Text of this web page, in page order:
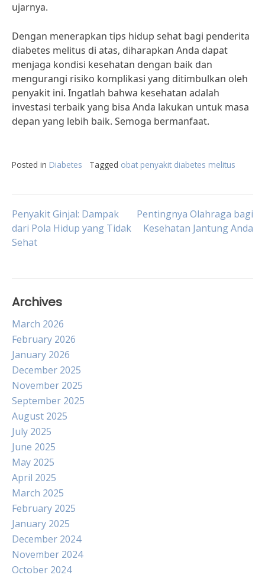
ujarnya.
Dengan menerapkan tips hidup sehat bagi penderita
diabetes melitus di atas, diharapkan Anda dapat
menjaga kondisi kesehatan dengan baik dan
mengurangi risiko komplikasi yang ditimbulkan oleh
penyakit ini. Ingatlah bahwa kesehatan adalah
investasi terbaik yang bisa Anda lakukan untuk masa
depan yang lebih baik. Semoga bermanfaat.
Posted in Diabetes Tagged obat penyakit diabetes melitus
Post
navigation
Penyakit Ginjal: Dampak
dari Pola Hidup yang Tidak
Sehat
Pentingnya Olahraga bagi
Kesehatan Jantung Anda
Archives
March 2026
February 2026
January 2026
December 2025
November 2025
September 2025
August 2025
July 2025
June 2025
May 2025
April 2025
March 2025
February 2025
January 2025
December 2024
November 2024
October 2024